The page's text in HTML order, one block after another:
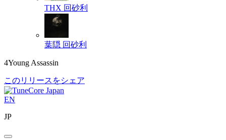
THX 回砂利
葉隠 回砂利
4Young Assassin
このリリースをシェア
EN
JP